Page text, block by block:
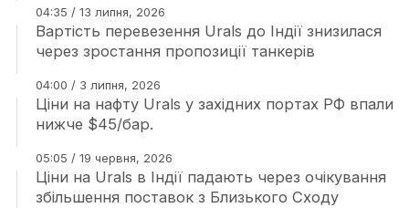
04:35 / 13 липня, 2026
Вартість перевезення Urals до Індії знизилася
через зростання пропозиції танкерів
04:00 / 3 липня, 2026
Ціни на нафту Urals у західних портах РФ впали
нижче $45/бар.
05:05 / 19 червня, 2026
Ціни на Urals в Індії падають через очікування
збільшення поставок з Близького Сходу